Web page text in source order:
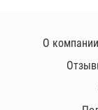
О компании